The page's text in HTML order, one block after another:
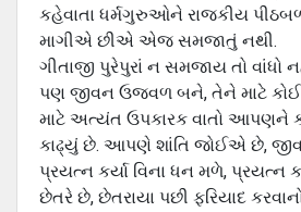
કહેવાતા ધર્મગુરુઓને રાજકીય
માગીએ છીએ એજ સમજાતું નથી.
ગીતાજી પુરેપુરાં ન સમજાય તો
પણ જીવન ઉજ્વળ બને, તેને માટે કોઈ
માટે અત્યંત ઉપકારક વાતો
કાઢ્યું છે. આપણે શાંતિ જોઈએ છે,
પ્રયત્ન કર્યા વિના ધન મળે, પ્રયત્ન
છેતરે છે, છેતરાયા પછી ફરિયાદ